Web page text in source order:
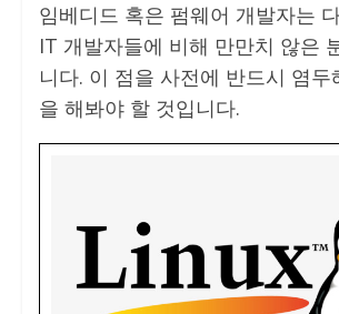
임베디드 혹은 펌웨어 개발자는
IT 개발자들에 비해 만만치 않은
니다. 이 점을 사전에 반드시 염두
을 해봐야 할 것입니다.